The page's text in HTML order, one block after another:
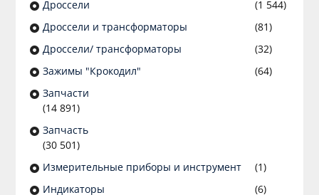
Дроссели
(1 544)
Дроссели и трансформаторы
(81)
Дроссели/ трансформаторы
(32)
Зажимы "Крокодил"
(64)
Запчасти
(14 891)
Запчасть
(30 501)
Измерительные приборы и инструмент
(1)
Индикаторы
(6)